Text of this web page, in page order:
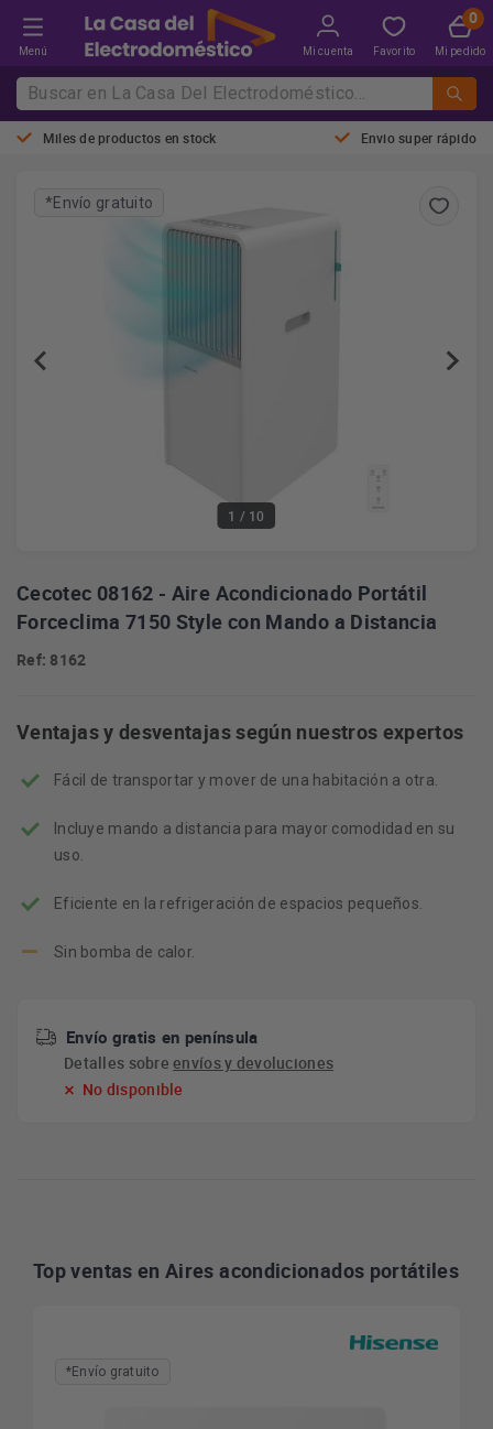
Menú Mi cuenta Favorito Mi pedido
Miles de productos en stock Envio super rápido
1 / 10
*Envío gratuito
Cecotec 08162 - Aire Acondicionado Portátil
Forceclima 7150 Style con Mando a Distancia
Ref: 8162
Ventajas y desventajas según nuestros expertos
Fácil de transportar y mover de una habitación a otra.
Incluye mando a distancia para mayor comodidad en su
uso.
Eficiente en la refrigeración de espacios pequeños.
Sin bomba de calor.
Envío gratis en península
Detalles sobreenvíos y devoluciones
No disponible
Top ventas en Aires acondicionados portátiles
*Envío gratuito